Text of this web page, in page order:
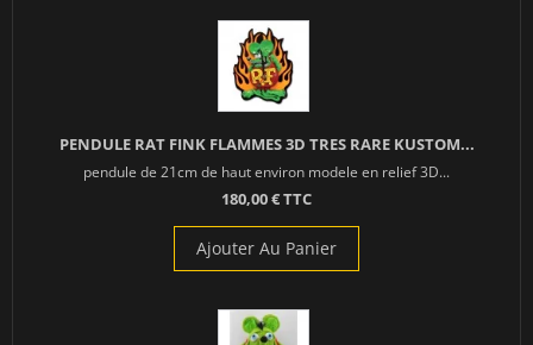
PENDULE RAT FINK FLAMMES 3D TRES RARE KUSTOM...
pendule de 21cm de haut environ modele en relief 3D...
180,00 € TTC
Ajouter Au Panier